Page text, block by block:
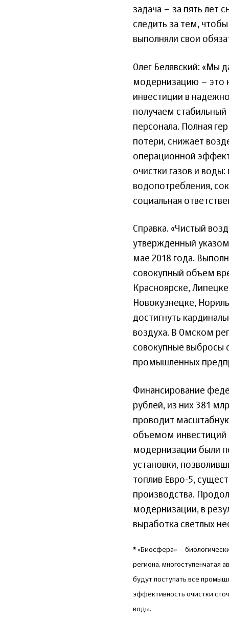
задача – за пять лет
следить за тем,
выполняли свои
Олег Белявский: «Мы
модернизацию – это
инвестиции в
получаем
персонала. Полная
потери, снижает
операционной
очистки газов и
водопотребления,
социальная
Справка. «Чистый
утвержденный
мае 2018 года.
совокупный объем
Красноярске,
Новокузнецке,
достигнуть
воздуха. В Омском
совокупные выбросы
промышленных
Финансирование
рублей, из них 381
проводит
объемом инвестиций
модернизации были
установки,
топлив Евро-5,
производства.
модернизации, в
выработка светлых
* «Биосфера» –
региона, многоступенчатая
будут поступать все
эффективность очистки
воды.